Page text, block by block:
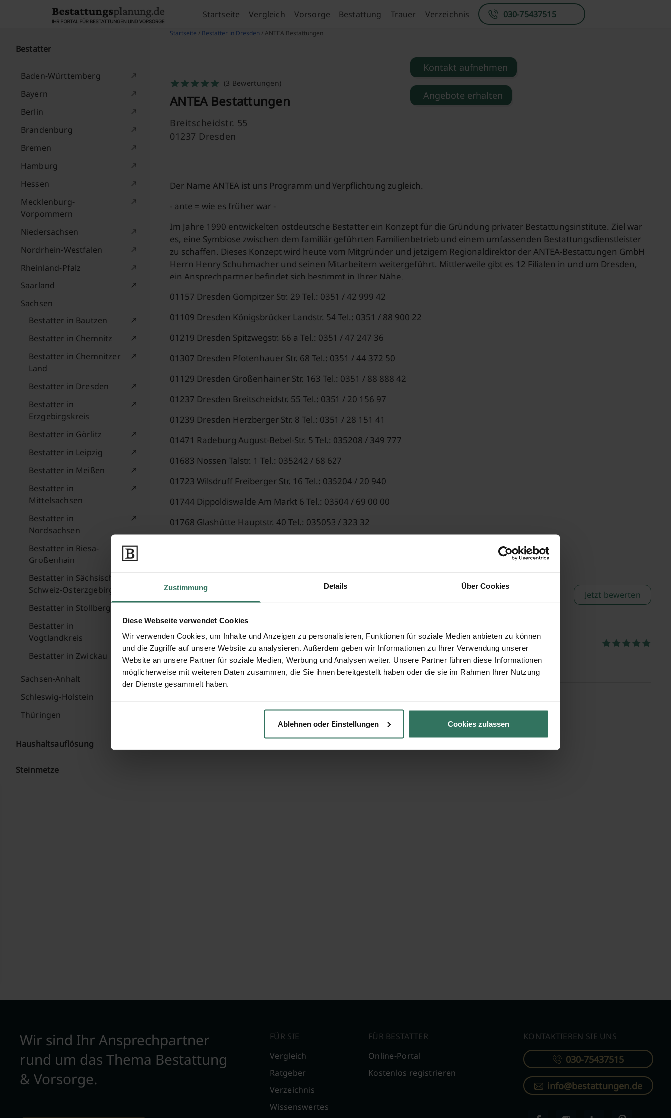
Zustimmung Details Über Cookies
Diese Webseite verwendet Cookies
Wir verwenden Cookies, um Inhalte und Anzeigen zu personalisieren, Funktionen für soziale Medien anbieten zu können
und die Zugriffe auf unsere Website zu analysieren. Außerdem geben wir Informationen zu Ihrer Verwendung unserer
Website an unsere Partner für soziale Medien, Werbung und Analysen weiter. Unsere Partner führen diese Informationen
möglicherweise mit weiteren Daten zusammen, die Sie ihnen bereitgestellt haben oder die sie im Rahmen Ihrer Nutzung
der Dienste gesammelt haben.
Ablehnen oder Einstellungen Cookies zulassen
Startseite Vergleich Vorsorge Bestattung Trauer Verzeichnis 030-75437515
Bestatter
Baden-Württemberg
Bayern
Berlin
Brandenburg
Bremen
Hamburg
Hessen
Mecklenburg-
Vorpommern
Niedersachsen
Nordrhein-Westfalen
Rheinland-Pfalz
Saarland
Sachsen
Bestatter in Bautzen
Bestatter in Chemnitz
Bestatter in Chemnitzer
Land
Bestatter in Dresden
Bestatter in
Erzgebirgskreis
Bestatter in Görlitz
Bestatter in Leipzig
Bestatter in Meißen
Bestatter in
Mittelsachsen
Bestatter in
Nordsachsen
Bestatter in Riesa-
Großenhain
Bestatter in Sächsische
Schweiz-Osterzgebirge
Bestatter in Stollberg
Bestatter in
Vogtlandkreis
Bestatter in Zwickau
Sachsen-Anhalt
Schleswig-Holstein
Thüringen
Haushaltsauflösung
Steinmetze
Startseite / Bestatter in Dresden / ANTEA Bestattungen
(3 Bewertungen)
ANTEA Bestattungen
Breitscheidstr. 55
01237 Dresden
Kontakt aufnehmen
Angebote erhalten
Der Name ANTEA ist uns Programm und Verpflichtung zugleich.
- ante = wie es früher war -
Im Jahre 1990 entwickelten ostdeutsche Bestatter ein Konzept für die Gründung privater Bestattungsinstitute. Ziel war
es, eine Symbiose zwischen dem familiär geführten Familienbetrieb und einem umfassenden Bestattungsdienstleister
zu schaffen. Dieses Konzept wird heute vom Mitgründer und jetzigem Regionaldirektor der ANTEA-Bestattungen GmbH
Herrn Henry Schuhmacher und seinen Mitarbeitern weitergeführt. Mittlerweile gibt es 12 Filialen in und um Dresden,
ein Ansprechpartner befindet sich bestimmt in Ihrer Nähe.
01157 Dresden Gompitzer Str. 29 Tel.: 0351 / 42 999 42
01109 Dresden Königsbrücker Landstr. 54 Tel.: 0351 / 88 900 22
01219 Dresden Spitzwegstr. 66 a Tel.: 0351 / 47 247 36
01307 Dresden Pfotenhauer Str. 68 Tel.: 0351 / 44 372 50
01129 Dresden Großenhainer Str. 163 Tel.: 0351 / 88 888 42
01237 Dresden Breitscheidstr. 55 Tel.: 0351 / 20 156 97
01239 Dresden Herzberger Str. 8 Tel.: 0351 / 28 151 41
01471 Radeburg August-Bebel-Str. 5 Tel.: 035208 / 349 777
01683 Nossen Talstr. 1 Tel.: 035242 / 68 627
01723 Wilsdruff Freiberger Str. 16 Tel.: 035204 / 20 940
01744 Dippoldiswalde Am Markt 6 Tel.: 03504 / 69 00 00
01768 Glashütte Hauptstr. 40 Tel.: 035053 / 323 32
Bewertungen zu ANTEA Bestattungen
(3 Bewertungen)
Jetzt bewerten
Bernd W.
Dresden
Es war alles in Ordnung.
Bernd W.
Dresden
Es war alles in Ordnung.
Ein gutes Bestattungshaus. Wir waren zufrieden.
Wir sind Ihr Ansprechpartner
rund um das Thema Bestattung
& Vorsorge.
FÜR SIE
Vergleich
Ratgeber
Verzeichnis
Wissenswertes
FÜR BESTATTER
Online-Portal
Kostenlos registrieren
KONTAKTIEREN SIE UNS
030-75437515
info@bestattungen.de